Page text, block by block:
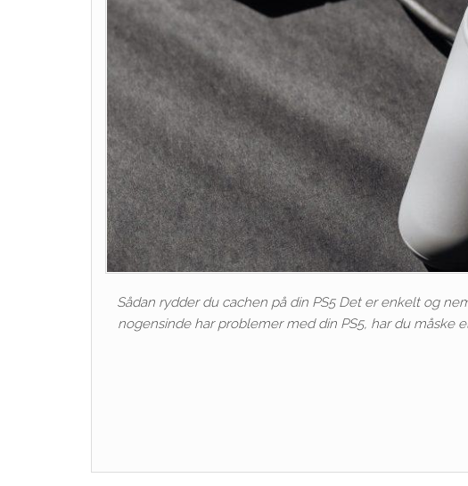
Sådan rydder du cachen på din PS5 Det er enkelt og
nogensinde har problemer med din PS5, har du